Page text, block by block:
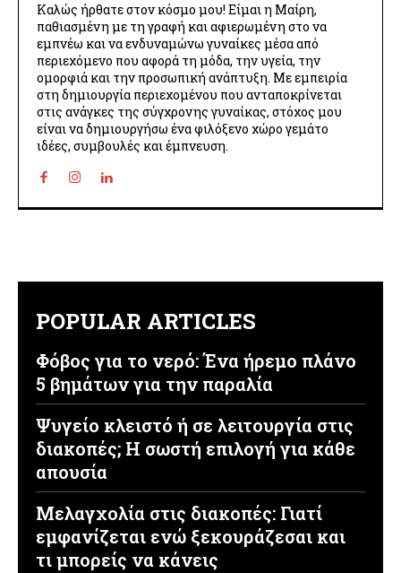
Καλώς ήρθατε στον κόσμο μου! Είμαι η Μαίρη,
παθιασμένη με τη γραφή και αφιερωμένη στο να
εμπνέω και να ενδυναμώνω γυναίκες μέσα από
περιεχόμενο που αφορά τη μόδα, την υγεία, την
ομορφιά και την προσωπική ανάπτυξη. Με εμπειρία
στη δημιουργία περιεχομένου που ανταποκρίνεται
στις ανάγκες της σύγχρονης γυναίκας, στόχος μου
είναι να δημιουργήσω ένα φιλόξενο χώρο γεμάτο
ιδέες, συμβουλές και έμπνευση.
POPULAR ARTICLES
Φόβος για το νερό: Ένα ήρεμο πλάνο
5 βημάτων για την παραλία
Ψυγείο κλειστό ή σε λειτουργία στις
διακοπές; Η σωστή επιλογή για κάθε
απουσία
Μελαγχολία στις διακοπές: Γιατί
εμφανίζεται ενώ ξεκουράζεσαι και
τι μπορείς να κάνεις